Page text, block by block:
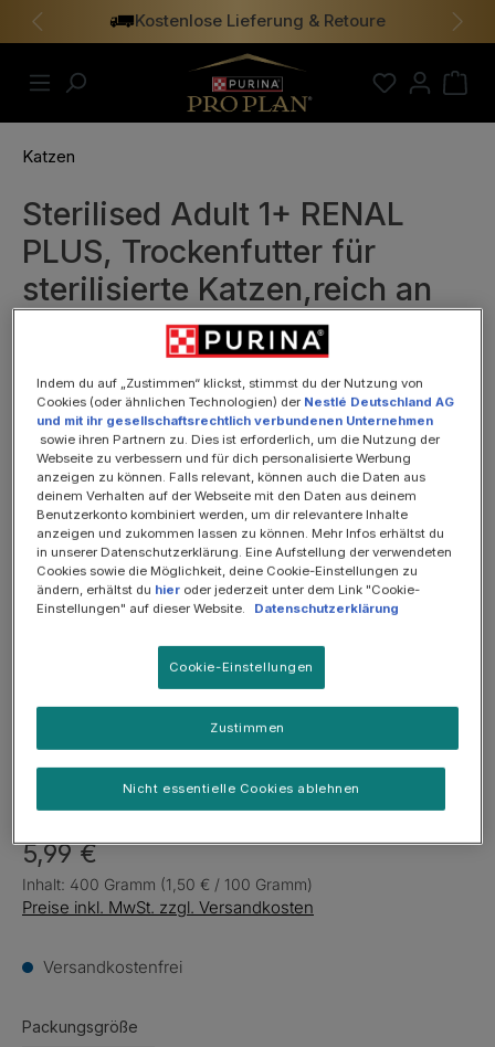
springen Kostenlose Lieferung & Retoure
Vorheriges
Katzen
Sterilised Adult 1+ RENAL
PLUS, Trockenfutter für
sterilisierte Katzen,reich an
Truthahn 400g
Bildergalerie überspringen
SOMMER-SALE: 25%
5,99 €
Inhalt: 400 Gramm (1,50 € / 100 Gramm)
Preise inkl. MwSt. zzgl. Versandkosten
Versandkostenfrei
Packungsgröße
Indem du auf „Zustimmen“ klickst, stimmst du der Nutzung von
Cookies (oder ähnlichen Technologien) der Nestlé Deutschland AG
und mit ihr gesellschaftsrechtlich verbundenen Unternehmen
sowie ihren Partnern zu. Dies ist erforderlich, um die Nutzung der
Webseite zu verbessern und für dich personalisierte Werbung
anzeigen zu können. Falls relevant, können auch die Daten aus
deinem Verhalten auf der Webseite mit den Daten aus deinem
Benutzerkonto kombiniert werden, um dir relevantere Inhalte
anzeigen und zukommen lassen zu können. Mehr Infos erhältst du
in unserer Datenschutzerklärung. Eine Aufstellung der verwendeten
Cookies sowie die Möglichkeit, deine Cookie-Einstellungen zu
ändern, erhältst du hier oder jederzeit unter dem Link "Cookie-
Einstellungen" auf dieser Website.
Datenschutzerklärung
Cookie-Einstellungen
Nicht essentielle Cookies ablehnen
Zustimmen